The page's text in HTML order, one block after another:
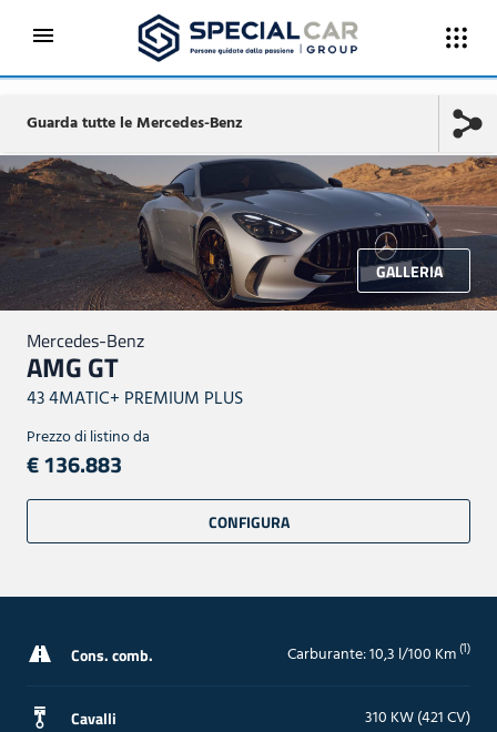
Guarda tutte le Mercedes-Benz
GALLERIA
Mercedes-Benz
AMG GT
43 4MATIC+ PREMIUM PLUS
Prezzo di listino da
€ 136.883
CONFIGURA
Cons. comb. Carburante: 10,3 l/100 Km(1)
Cavalli 310 KW (421 CV)